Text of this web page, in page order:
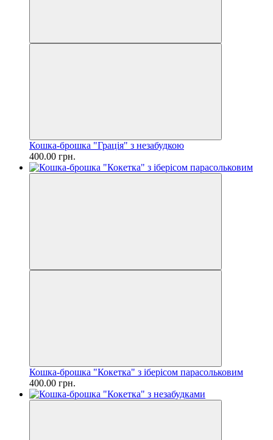
Кошка-брошка "Грація" з незабудкою
400.00 грн.
Кошка-брошка "Кокетка" з іберісом парасольковим
400.00 грн.